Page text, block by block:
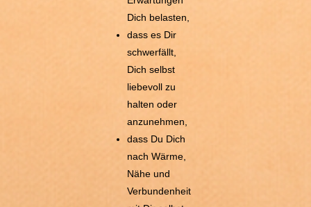
Dich belasten,
dass es Dir
schwerfällt,
Dich selbst
liebevoll zu
halten oder
anzunehmen,
dass Du Dich
nach Wärme,
Nähe und
Verbundenheit